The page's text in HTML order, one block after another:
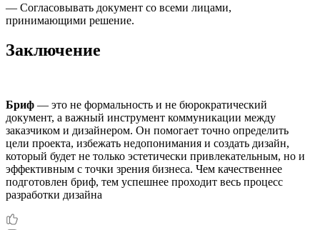
— Согласовывать документ со всеми лицами,
принимающими решение.
Заключение
Бриф — это не формальность и не бюрократический
документ, а важный инструмент коммуникации между
заказчиком и дизайнером. Он помогает точно определить
цели проекта, избежать недопонимания и создать дизайн,
который будет не только эстетически привлекательным, но и
эффективным с точки зрения бизнеса. Чем качественнее
подготовлен бриф, тем успешнее проходит весь процесс
разработки дизайна